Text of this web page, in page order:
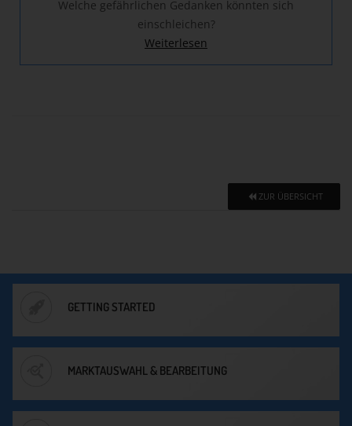
Welche gefährlichen Gedanken könnten sich
einschleichen?
Weiterlesen
ZUR ÜBERSICHT
GETTING STARTED
MARKTAUSWAHL & BEARBEITUNG